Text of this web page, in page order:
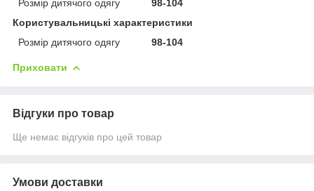
Розмір дитячого одягу
98-104
Користувальницькі характеристики
Розмір дитячого одягу
98-104
Приховати
Відгуки про товар
Ще немає відгуків про цей товар
Умови доставки